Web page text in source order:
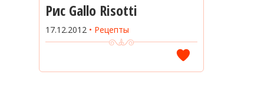
Рис Gallo Risotti
17.12.2012 Рецепты